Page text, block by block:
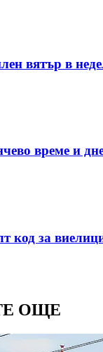
вятър в
време и
код за
ОЩЕ